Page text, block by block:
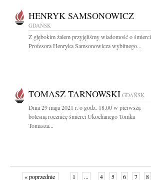
HENRYK SAMSONOWICZ
GDAŃSK
Z głębokim żalem przyjęliśmy wiadomość o śmierci
Profesora Henryka Samsonowicza wybitnego...
TOMASZ TARNOWSKI GDAŃSK
Dnia 29 maja 2021 r. o godz. 18.00 w pierwszą
bolesną rocznicę śmierci Ukochanego Tomka
Tomasza...
« poprzednie 1 ... 4 5 6 7 8